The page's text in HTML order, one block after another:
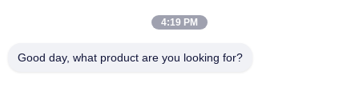
4:19 PM
Good day, what product are you looking for?